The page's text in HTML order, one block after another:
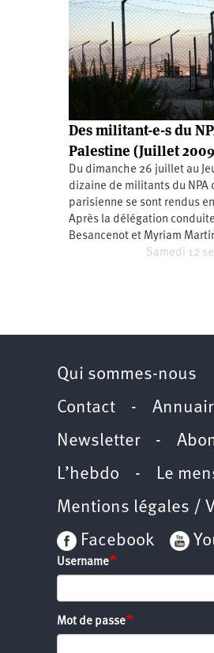
Services
publics
Dans
mon
département
Des militant-e-s du
Palestine (Juillet
Du dimanche 26 juillet au
dizaine de militants du NPA
parisienne se sont rendus
Après la délégation
Besancenot et Myriam
Samedi 12
Qui sommes-nous
Contact -
Newsletter-
L’hebdo - Le
Mentions légales /
Facebook
Username
Mot de passe